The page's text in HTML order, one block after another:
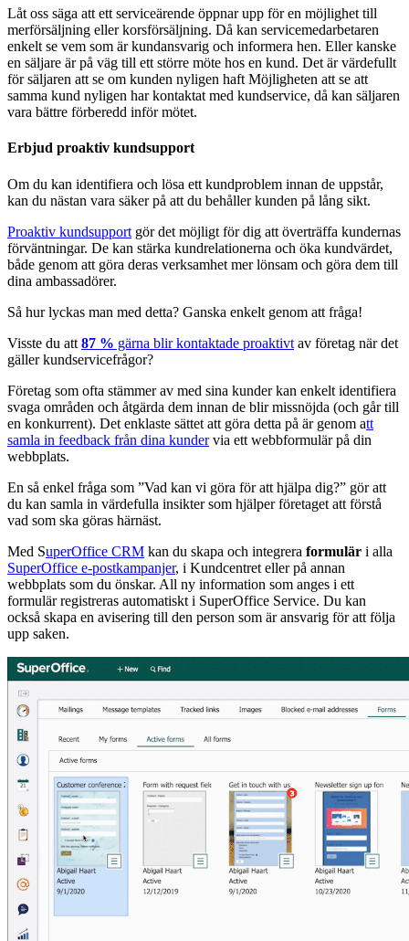
Låt oss säga att ett serviceärende öppnar upp för en möjlighet till
merförsäljning eller korsförsäljning. Då kan servicemedarbetaren
enkelt se vem som är kundansvarig och informera hen. Eller kanske
en säljare är på väg till ett större möte hos en kund. Det är värdefullt
för säljaren att se om kunden nyligen haft Möjligheten att se att
samma kund nyligen har kontaktat med kundservice, då kan säljaren
vara bättre förberedd inför mötet.
Erbjud proaktiv kundsupport
Om du kan identifiera och lösa ett kundproblem innan de uppstår,
kan du nästan vara säker på att du behåller kunden på lång sikt.
Proaktiv kundsupport gör det möjligt för dig att överträffa kundernas
förväntningar. De kan stärka kundrelationerna och öka kundvärdet,
både genom att göra deras verksamhet mer lönsam och göra dem till
dina ambassadörer.
Så hur lyckas man med detta? Ganska enkelt genom att fråga!
Visste du att 87 % gärna blir kontaktade proaktivt av företag när det
gäller kundservicefrågor?
Företag som ofta stämmer av med sina kunder kan enkelt identifiera
svaga områden och åtgärda dem innan de blir missnöjda (och går till
en konkurrent). Det enklaste sättet att göra detta på är genom att
samla in feedback från dina kundervia ett webbformulär på din
webbplats.
En så enkel fråga som ”Vad kan vi göra för att hjälpa dig?” gör att
du kan samla in värdefulla insikter som hjälper företaget att förstå
vad som ska göras härnäst.
Med SuperOffice CRM kan du skapa och integrera formulär i alla
SuperOffice e-postkampanjer, i Kundcentret eller på annan
webbplats som du önskar. All ny information som anges i ett
formulär registreras automatiskt i SuperOffice Service. Du kan
också skapa en avisering till den person som är ansvarig för att följa
upp saken.